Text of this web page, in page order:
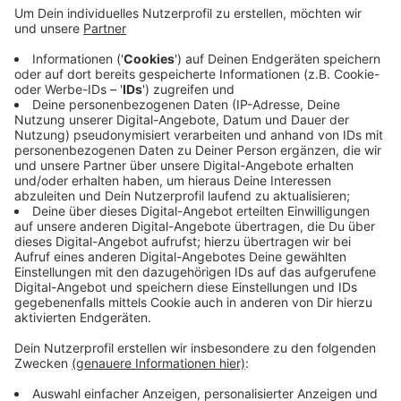
Anzeige
Die Stadt soll zusammen mit dem Deutschen
Kinderhilfswerk ein Konzept für ein Kinder- und
Jugendparlament erarbeiten. Ziel ist ein Parlament, in
dem Kinder und Jugendliche mitreden. Die Stadt soll
den Gründungsprozess begleiten und die nötigen
Ressourcen stellen. Hintergrund ist ein neues Gesetz,
das mehr Mitsprache für junge Menschen vorschreibt.
Anzeige
Anzeige